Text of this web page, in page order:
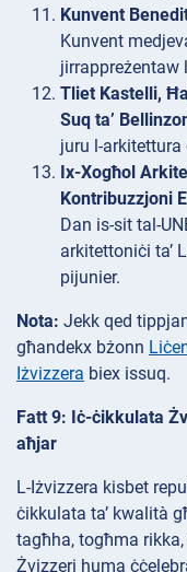
Kunvent
Kunvent
jirrappreżentaw
Tliet Kastelli,
Suq ta’
juru l-arkitettura
Ix-Xogħol
Kontribuzzjoni
Dan is-sit tal-
arkitettoniċi ta’
pijunier.
Nota: Jekk qed
għandekx bżonn
Iżvizzera biex issuq.
Fatt 9: Iċ-ċikkulata
aħjar
L-Iżvizzera kisbet
ċikkulata ta’ kwalità
tagħha, togħma
Żvizzeri huma